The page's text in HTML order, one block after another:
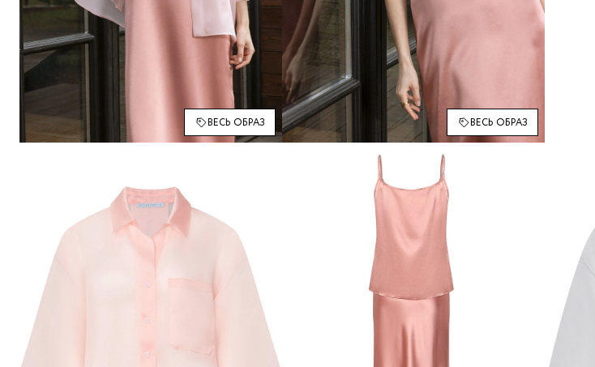
ВЕСЬ ОБРАЗ ВЕСЬ ОБРАЗ